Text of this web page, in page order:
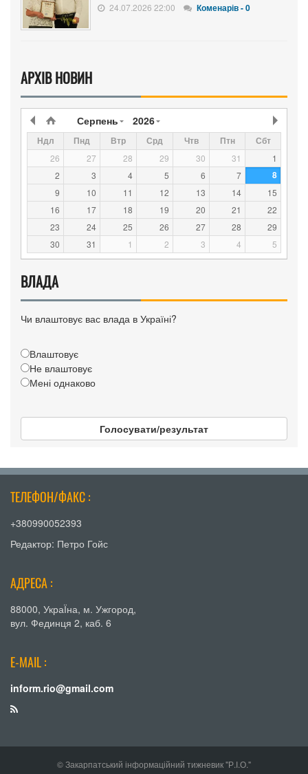
24.07.2026 22:00 Коменарів - 0
АРХІВ НОВИН
Серпень 2026
Ндл Пнд Втр Срд Чтв Птн Сбт
26 27 28 29 30 31
1
2
3 4 5 6 7 8
9 10 11 12 13 14
15
16
17 18 19 20 21
22
23
24 25 26 27 28
29
30
31 1 2 3 4 5
ВЛАДА
Чи влаштовує вас влада в Україні?
Влаштовує
Не влаштовує
Мені однаково
Голосувати/результат
ТЕЛЕФОН/ФАКС :
+380990052393
Редактор: Петро Гойс
АДРЕСА :
88000, УкраЇна, м. Ужгород,
вул. Фединця 2, каб. 6
E-MAIL :
inform.rio@gmail.com
© Закарпатський інформаційний тижневик "Р.І.О."